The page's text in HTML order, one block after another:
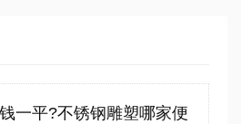
一平?不锈钢雕塑哪家便